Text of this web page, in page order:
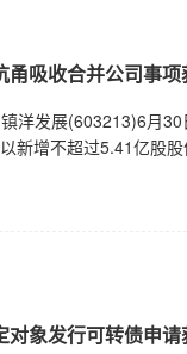
甬吸收合并公司事
洋发展(603213)6月
以新增不超过5.41亿股
对象发行可转债申